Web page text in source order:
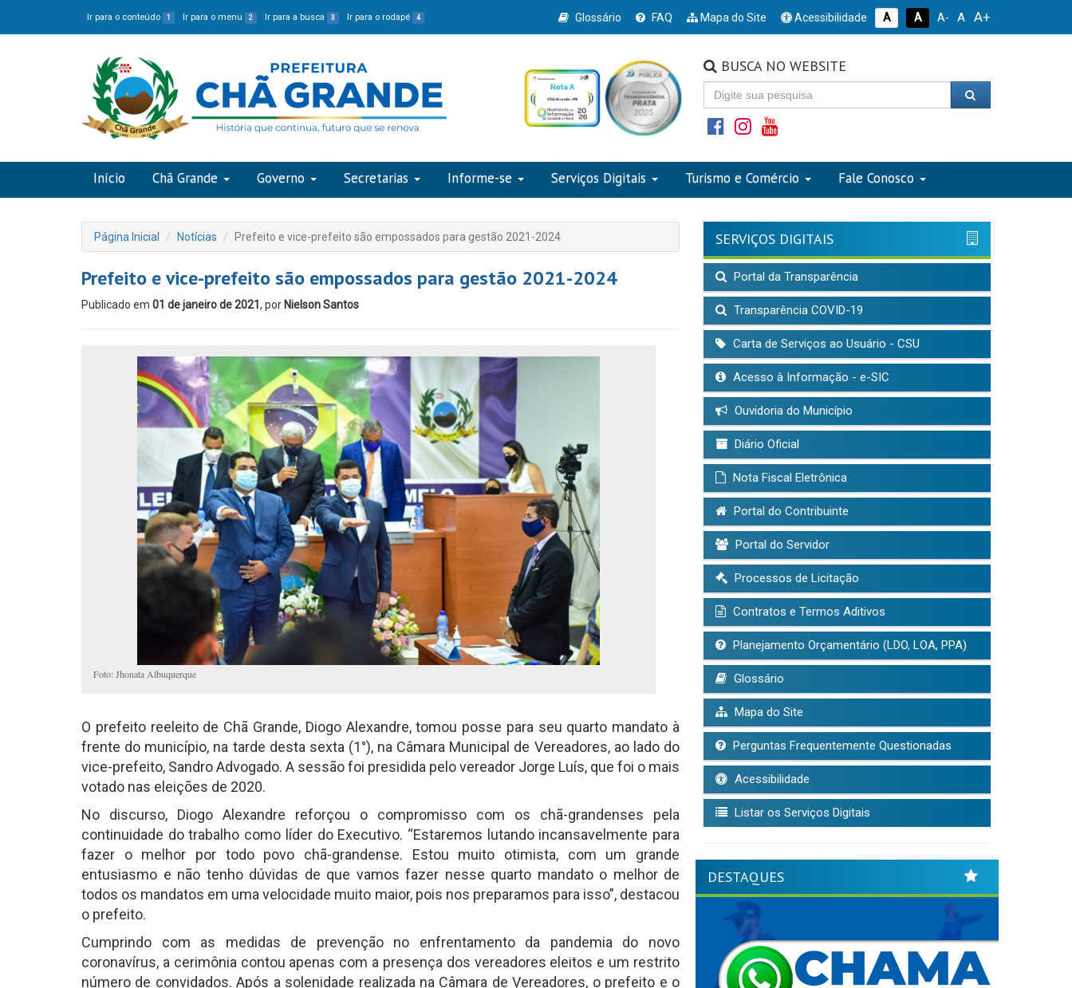
Ir para o conteúdo 1 Ir para o menu 2 Ir para a busca 3 Ir para o rodapé 4 Glossário FAQ Mapa do Site Acessibilidade A A A- A A+
BUSCA NO WEBSITE
Início Chã Grande Governo Secretarias Informe-se Serviços Digitais Turismo e Comércio Fale Conosco
Página Inicial Notícias Prefeito e vice-prefeito são empossados para gestão 2021-2024
Prefeito e vice-prefeito são empossados para gestão 2021-2024
Publicado em 01 de janeiro de 2021 , por Nielson Santos
Foto: Jhonata Albuquerque
O prefeito reeleito de Chã Grande, Diogo Alexandre, tomou posse para seu quarto mandato à
frente do município, na tarde desta sexta (1°), na Câmara Municipal de Vereadores, ao lado do
vice-prefeito, Sandro Advogado. A sessão foi presidida pelo vereador Jorge Luís, que foi o mais
votado nas eleições de 2020.
No discurso, Diogo Alexandre reforçou o compromisso com os chã-grandenses pela
continuidade do trabalho como líder do Executivo. “Estaremos lutando incansavelmente para
fazer o melhor por todo povo chã-grandense. Estou muito otimista, com um grande
entusiasmo e não tenho dúvidas de que vamos fazer nesse quarto mandato o melhor de
todos os mandatos em uma velocidade muito maior, pois nos preparamos para isso”, destacou
o prefeito.
Cumprindo com as medidas de prevenção no enfrentamento da pandemia do novo
coronavírus, a cerimônia contou apenas com a presença dos vereadores eleitos e um restrito
número de convidados. Após a solenidade realizada na Câmara de Vereadores, o prefeito e o
SERVIÇOS DIGITAIS
Portal da Transparência
Transparência COVID-19
Carta de Serviços ao Usuário - CSU
Acesso à Informação - e-SIC
Ouvidoria do Município
Diário Oficial
Nota Fiscal Eletrônica
Portal do Contribuinte
Portal do Servidor
Processos de Licitação
Contratos e Termos Aditivos
Planejamento Orçamentário (LDO, LOA, PPA)
Glossário
Mapa do Site
Perguntas Frequentemente Questionadas
Acessibilidade
Listar os Serviços Digitais
DESTAQUES